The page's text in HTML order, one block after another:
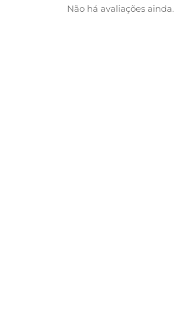
Não há avaliações ainda.